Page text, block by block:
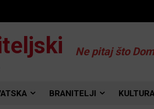
Ne pitaj što
BRANITELJI